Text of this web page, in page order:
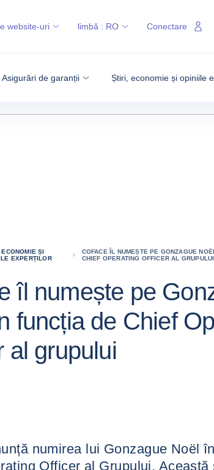
Asigurări de garanții Știri, economie și opiniile
website-uri limbă : RO Conectare
ȘI
EXPERȚILOR
COFACE ÎL NUMEȘTE PE GONZAGUE
CHIEF OPERATING OFFICER AL GRUPULUI
îl numește pe
funcția de Chief
al grupului
numirea lui Gonzague Noël
Officer al Grupului. Această